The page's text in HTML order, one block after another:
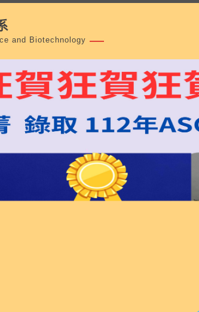
and Biotechnology